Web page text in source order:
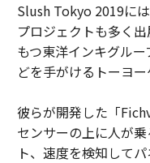
Slush Tokyo 2019に
プロジェクトも多く
もつ東洋インキグル
どを手がけるトーヨー
彼らが開発した「
センサーの上に人が
ト、速度を検知して